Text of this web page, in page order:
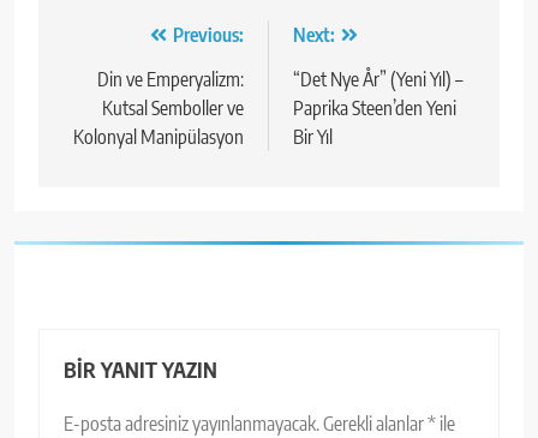
gezinmesi
Previous:
Din ve Emperyalizm:
Kutsal Semboller ve
Kolonyal Manipülasyon
Next:
“Det Nye År” (Yeni Yıl) –
Paprika Steen’den Yeni
Bir Yıl
BIR YANIT YAZIN
E-posta adresiniz yayınlanmayacak.Gerekli alanlar* ile